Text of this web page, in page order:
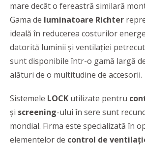
mare decât o fereastră similară
Gama de luminatoare Richter
ideală în reducerea costurilor
datorită luminii şi ventilaţiei
sunt disponibile într-o gamă largă
alături de o multitudine de accesorii.
Sistemele LOCK utilizate pentru
și screening-ului în sere sunt
mondial. Firma este specializată în
elementelor de control de